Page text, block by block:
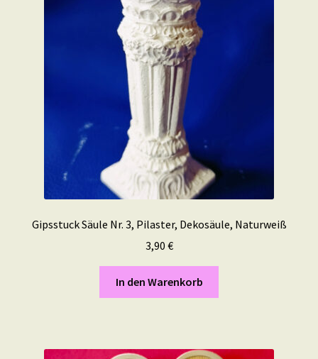
Gipsstuck Säule Nr. 3, Pilaster, Dekosäule, Naturweiß
3,90 €
In den Warenkorb